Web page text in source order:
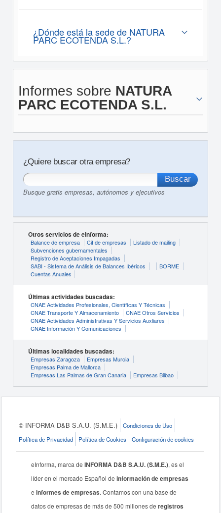
¿Dónde está la sede de NATURA
PARC ECOTENDA S.L.?
Informes sobre NATURA
PARC ECOTENDA S.L.
¿Quiere buscar otra empresa?
Busque gratis empresas, autónomos y ejecutivos
Otros servicios de eInforma:
Balance de empresa Cif de empresas
Listado de mailing
Subvenciones gubernamentales
Registro de Aceptaciones Impagadas
SABI - Sistema de Análisis de Balances Ibéricos
BORME
Cuentas Anuales
Últimas actividades buscadas:
CNAE Actividades Profesionales, Científicas Y Técnicas
CNAE Transporte Y Almacenamiento
CNAE Otros Servicios
CNAE Actividades Administrativas Y Servicios Auxliares
CNAE Información Y Comunicaciones
Últimas localidades buscadas:
Empresas Zaragoza
Empresas Murcia
Empresas Palma de Mallorca
Empresas Las Palmas de Gran Canaria
Empresas Bilbao
© INFORMA D&B S.A.U. (S.M.E.)
Condiciones de Uso
Política de Privacidad
Política de Cookies Configuración de cookies
eInforma, marca deINFORMA D&B S.A.U. (S.M.E.), es el
líder en el mercado Español deinformación de empresas
einformes de empresas. Contamos con una base de
datos de empresas de más de 500 millones deregistros